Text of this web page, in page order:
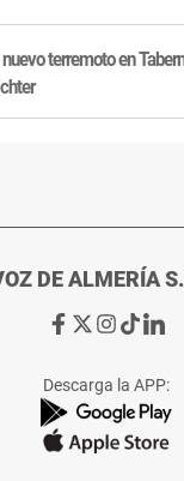
terremoto en
DE ALMERÍA
Ir
de
La
Voz
Ir
de
La
Voz
Ir
de
La
Voz
Ir
de
La
Voz
Ir
de
La
Voz
Descarga la APP: